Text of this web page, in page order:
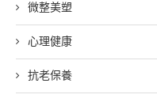
微整美塑
心理健康
抗老保養